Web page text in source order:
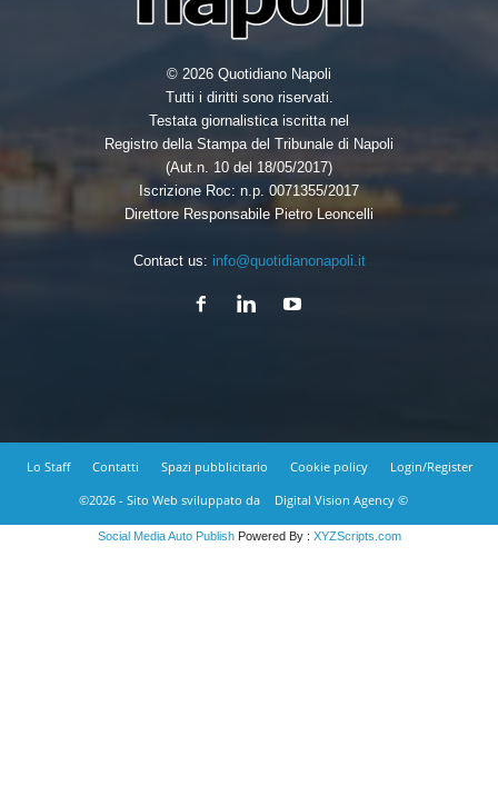
© 2026 Quotidiano Napoli
Tutti i diritti sono riservati.
Testata giornalistica iscritta nel
Registro della Stampa del Tribunale di Napoli
(Aut.n. 10 del 18/05/2017)
Iscrizione Roc: n.p. 0071355/2017
Direttore Responsabile Pietro Leoncelli
Contact us: info@quotidianonapoli.it
Lo Staff Contatti Spazi pubblicitario Cookie policy
Login/Register
©2026 - Sito Web sviluppato da
Digital Vision Agency ©
Social Media Auto PublishPowered By : XYZScripts.com